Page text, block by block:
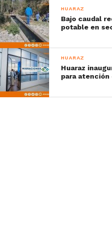
HUARAZ
Bajo caudal
potable en
HUARAZ
Huaraz
para atención